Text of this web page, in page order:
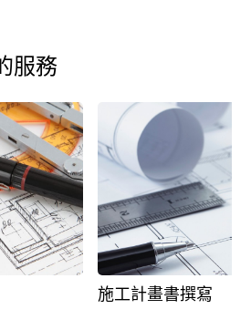
服務
施工計畫書撰寫